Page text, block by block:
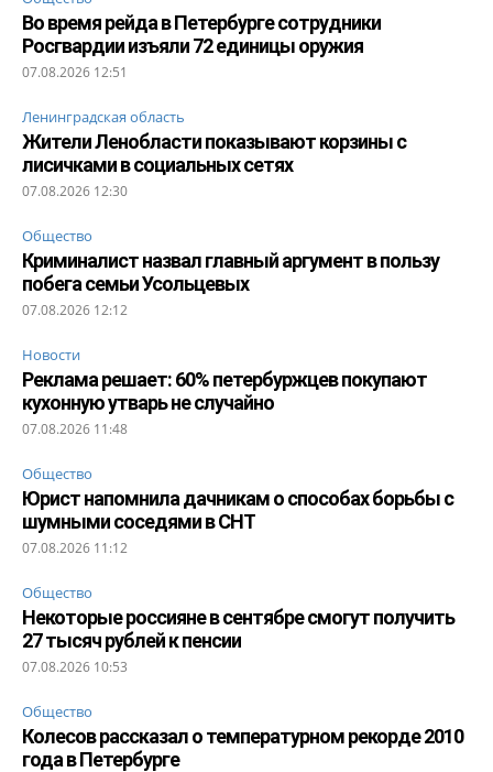
Во время рейда в Петербурге сотрудники
Росгвардии изъяли 72 единицы оружия
07.08.2026 12:51
Ленинградская область
Жители Ленобласти показывают корзины с
лисичками в социальных сетях
07.08.2026 12:30
Общество
Криминалист назвал главный аргумент в пользу
побега семьи Усольцевых
07.08.2026 12:12
Новости
Реклама решает: 60% петербуржцев покупают
кухонную утварь не случайно
07.08.2026 11:48
Общество
Юрист напомнила дачникам о способах борьбы с
шумными соседями в СНТ
07.08.2026 11:12
Общество
Некоторые россияне в сентябре смогут получить
27 тысяч рублей к пенсии
07.08.2026 10:53
Общество
Колесов рассказал о температурном рекорде 2010
года в Петербурге